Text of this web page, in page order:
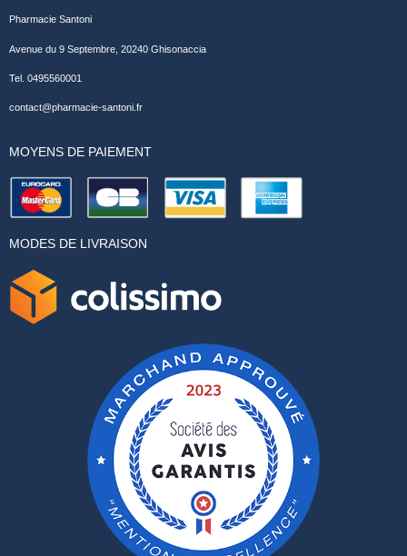
Pharmacie Santoni
Avenue du 9 Septembre, 20240 Ghisonaccia
Tel. 0495560001
contact@pharmacie-santoni.fr
MOYENS DE PAIEMENT
MODES DE LIVRAISON